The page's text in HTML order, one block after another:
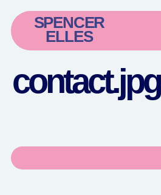
SPENCER
ELLES
contact.jpg